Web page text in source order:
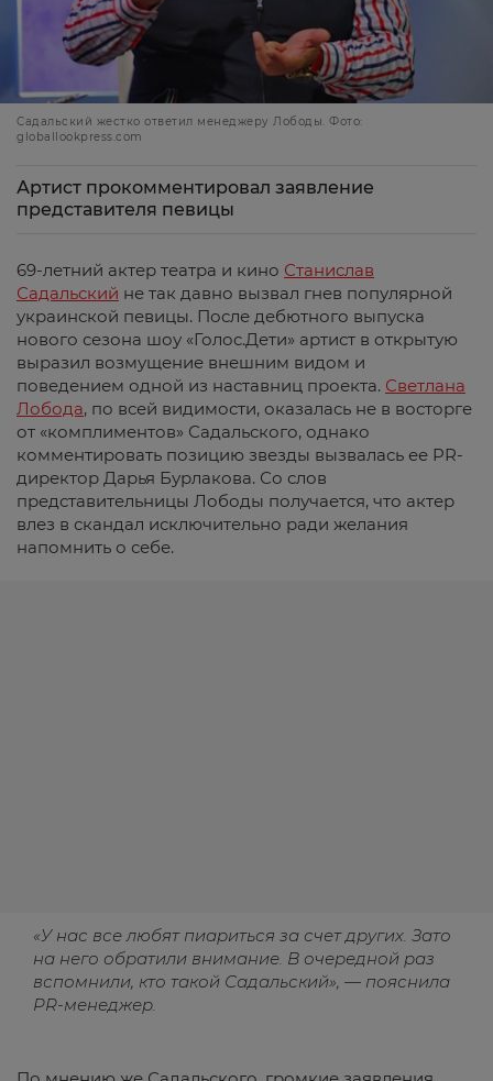
Садальский жестко ответил менеджеру Лободы. Фото:
globallookpress.com
Артист прокомментировал заявление
представителя певицы
69-летний актер театра и кино Станислав
Садальский не так давно вызвал гнев популярной
украинской певицы. После дебютного выпуска
нового сезона шоу «Голос.Дети» артист в открытую
выразил возмущение внешним видом и
поведением одной из наставниц проекта. Светлана
Лобода, по всей видимости, оказалась не в восторге
от «комплиментов» Садальского, однако
комментировать позицию звезды вызвалась ее PR-
директор Дарья Бурлакова. Со слов
представительницы Лободы получается, что актер
влез в скандал исключительно ради желания
напомнить о себе.
«У нас все любят пиариться за счет других. Зато
на него обратили внимание. В очередной раз
вспомнили, кто такой Садальский», — пояснила
PR-менеджер.